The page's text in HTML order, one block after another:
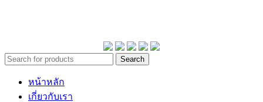
Search
หน้าหลัก
เกี่ยวกับเรา